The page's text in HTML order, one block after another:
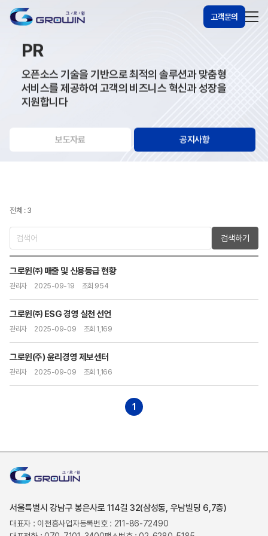
고객문의
PR
오픈소스 기술을 기반으로 최적의 솔루션과 맞춤형
서비스를 제공하여 고객의 비즈니스 혁신과 성장을
지원합니다
보도자료 공지사항
전체 : 3
검색하기
그로윈㈜ 매출 및 신용등급 현황
관리자 2025-09-19 조회 954
그로윈㈜ ESG 경영 실천 선언
관리자 2025-09-09 조회 1,169
그로윈(주) 윤리경영 제보센터
관리자 2025-09-09 조회 1,166
1
서울특별시 강남구 봉은사로 114길 32(삼성동, 우남빌딩 6,7층)
대표자 : 이천흥사업자등록번호 : 211-86-72490